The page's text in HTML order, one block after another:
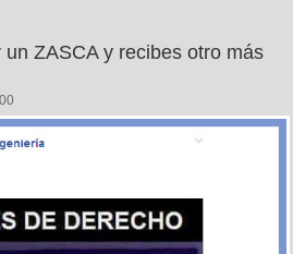
ZASCA y recibes otro más